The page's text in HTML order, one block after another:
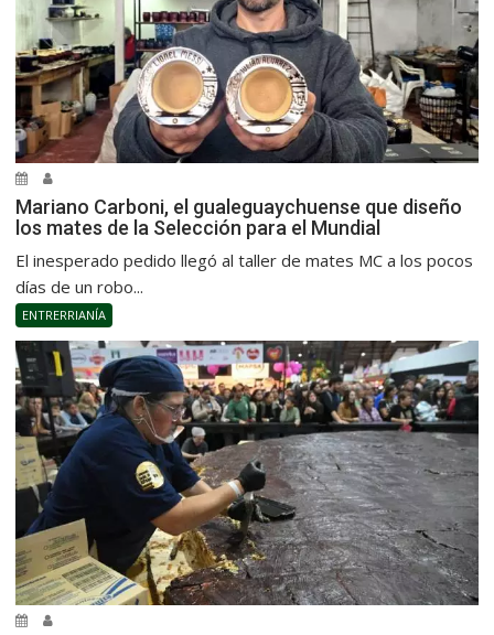
Mariano Carboni, el gualeguaychuense que diseño
los mates de la Selección para el Mundial
El inesperado pedido llegó al taller de mates MC a los pocos
días de un robo...
ENTRERRIANÍA